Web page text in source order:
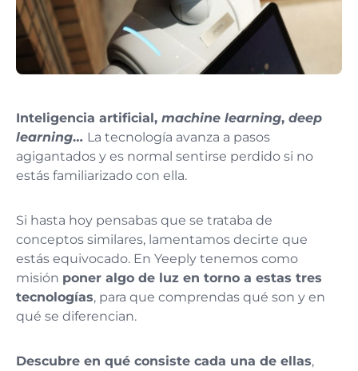
Inteligencia artificial, machine learning, deep
learning… La tecnología avanza a pasos
agigantados y es normal sentirse perdido si no
estás familiarizado con ella.
Si hasta hoy pensabas que se trataba de
conceptos similares, lamentamos decirte que
estás equivocado. En Yeeply tenemos como
misión poner algo de luz en torno a estas tres
tecnologías, para que comprendas qué son y en
qué se diferencian.
Descubre en qué consiste cada una de ellas,